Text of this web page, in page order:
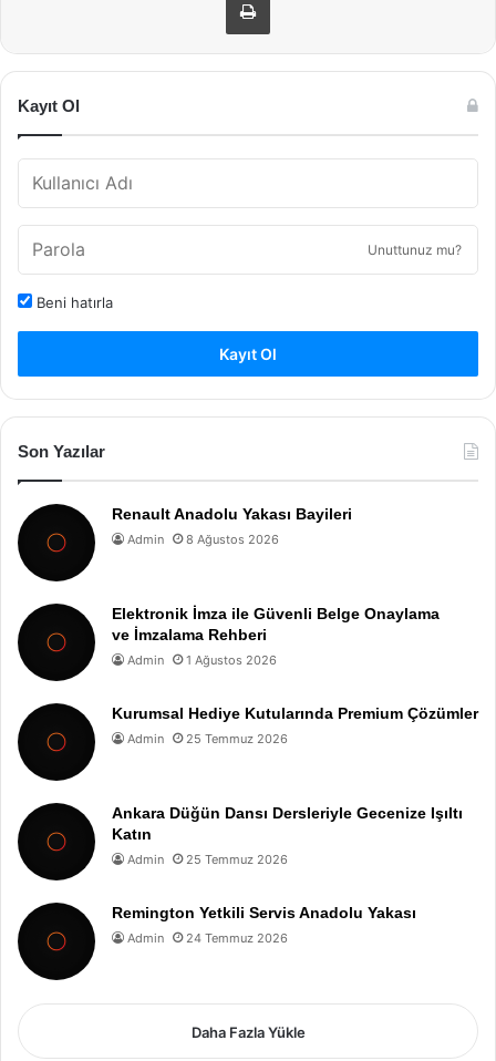
Kayıt Ol
Unuttunuz mu?
Beni hatırla
Kayıt Ol
Son Yazılar
Renault Anadolu Yakası Bayileri
Admin 8 Ağustos 2026
Elektronik İmza ile Güvenli Belge Onaylama
ve İmzalama Rehberi
Admin 1 Ağustos 2026
Kurumsal Hediye Kutularında Premium Çözümler
Admin 25 Temmuz 2026
Ankara Düğün Dansı Dersleriyle Gecenize Işıltı
Katın
Admin 25 Temmuz 2026
Remington Yetkili Servis Anadolu Yakası
Admin 24 Temmuz 2026
Daha Fazla Yükle